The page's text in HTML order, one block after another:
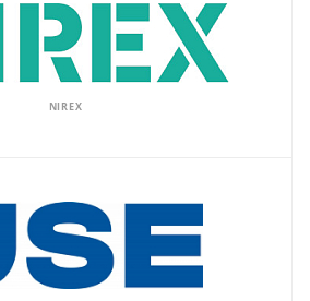
NIREX